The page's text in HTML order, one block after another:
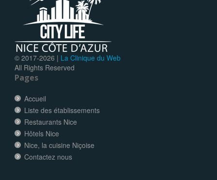
© 2017-2026 | La Clinique du Web
All Rights Reserved
Pages
Accueil
Liste des établissements
Restaurants Nice
Hôtels Nice
Nice, la cuisine Niçoise
Contactez nous